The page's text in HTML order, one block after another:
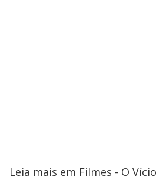
Leia mais em Filmes - O Vício